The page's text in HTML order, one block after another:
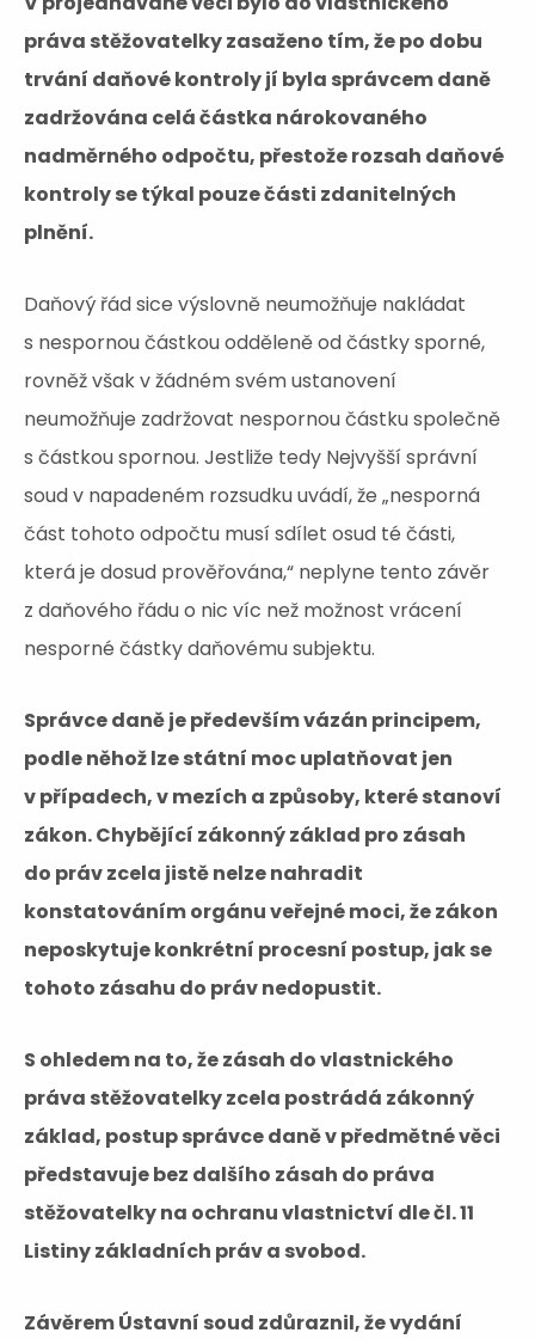
práva stěžovatelky zasaženo tím, že po dobu
trvání daňové kontroly jí byla správcem daně
zadržována celá částka nárokovaného
nadměrného odpočtu, přestože rozsah daňové
kontroly se týkal pouze části zdanitelných
plnění.
Daňový řád sice výslovně neumožňuje nakládat
s nespornou částkou odděleně od částky sporné,
rovněž však v žádném svém ustanovení
neumožňuje zadržovat nespornou částku společně
s částkou spornou. Jestliže tedy Nejvyšší správní
soud v napadeném rozsudku uvádí, že „nesporná
část tohoto odpočtu musí sdílet osud té části,
která je dosud prověřována,“ neplyne tento závěr
z daňového řádu o nic víc než možnost vrácení
nesporné částky daňovému subjektu.
Správce daně je především vázán principem,
podle něhož lze státní moc uplatňovat jen
v případech, v mezích a způsoby, které stanoví
zákon. Chybějící zákonný základ pro zásah
do práv zcela jistě nelze nahradit
konstatováním orgánu veřejné moci, že zákon
neposkytuje konkrétní procesní postup, jak se
tohoto zásahu do práv nedopustit.
S ohledem na to, že zásah do vlastnického
práva stěžovatelky zcela postrádá zákonný
základ, postup správce daně v předmětné věci
představuje bez dalšího zásah do práva
stěžovatelky na ochranu vlastnictví dle čl. 11
Listiny základních práv a svobod.
Závěrem Ústavní soud zdůraznil, že vydání